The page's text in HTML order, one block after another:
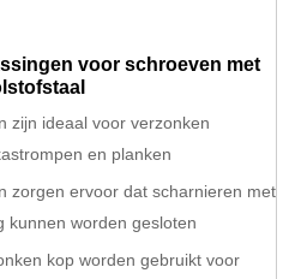
voor schroeven met
zijn ideaal voor verzonken
en planken
zorgen ervoor dat scharnieren met
kunnen worden gesloten
kop worden gebruikt voor